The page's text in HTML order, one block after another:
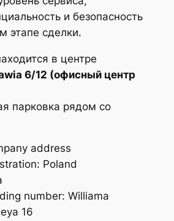
и безопасность
этапе сделки.
в центре
6/12 (офисный центр
парковка рядом со
address
Poland
number: Williama
16